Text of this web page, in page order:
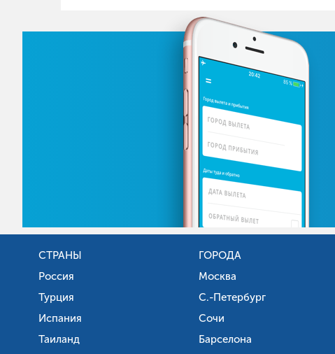
СТРАНЫ
Россия
Турция
Испания
Таиланд
ГОРОДА
Москва
С.-Петербург
Сочи
Барселона